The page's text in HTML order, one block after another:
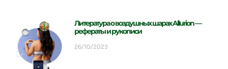
Литература о воздушных шарах Allurion —
рефераты и рукописи
26/10/2023